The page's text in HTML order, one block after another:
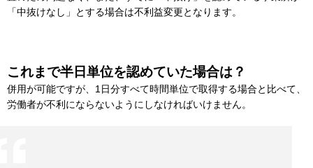
「中抜けなし」とする場合は不利益変更となります。
これまで半日単位を認めていた場合は？
併用が可能ですが、1日分すべて時間単位で取得する場合と比べて、
労働者が不利にならないようにしなければいけません。